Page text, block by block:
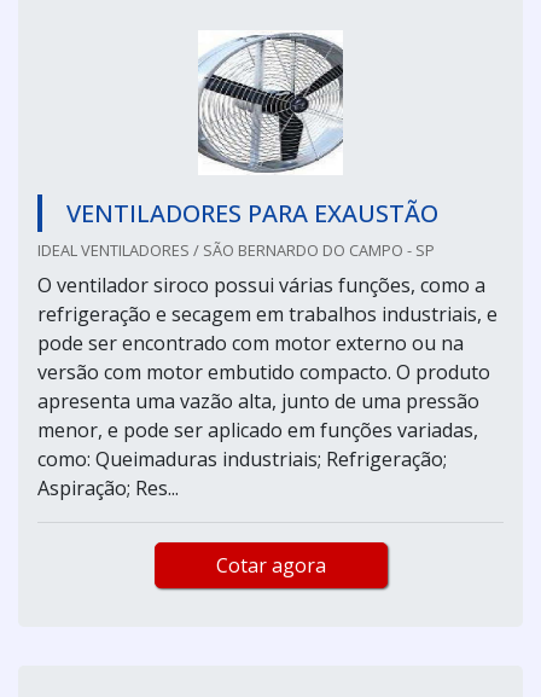
VENTILADORES PARA EXAUSTÃO
IDEAL VENTILADORES / SÃO BERNARDO DO CAMPO - SP
O ventilador siroco possui várias funções, como a
refrigeração e secagem em trabalhos industriais, e
pode ser encontrado com motor externo ou na
versão com motor embutido compacto. O produto
apresenta uma vazão alta, junto de uma pressão
menor, e pode ser aplicado em funções variadas,
como: Queimaduras industriais; Refrigeração;
Aspiração; Res...
Cotar agora